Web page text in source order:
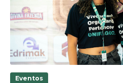
Eventos